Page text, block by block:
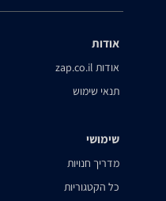
אודות
אודות zap.co.il
תנאי שימוש
שימושי
מדריך חנויות
כל הקטגוריות